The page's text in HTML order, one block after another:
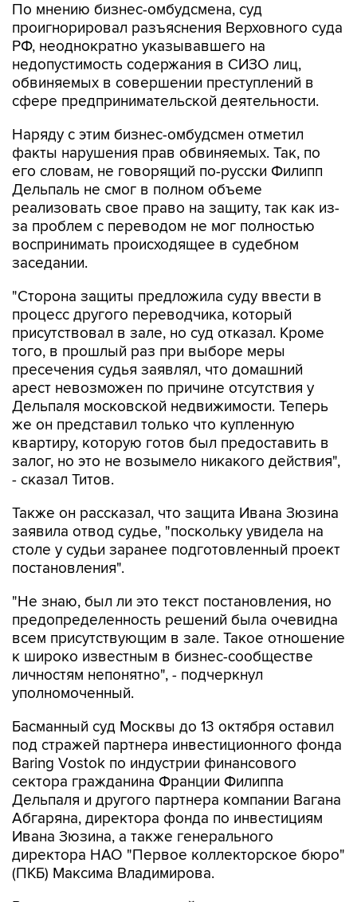
По мнению бизнес-омбудсмена, суд
проигнорировал разъяснения Верховного суда
РФ, неоднократно указывавшего на
недопустимость содержания в СИЗО лиц,
обвиняемых в совершении преступлений в
сфере предпринимательской деятельности.
Наряду с этим бизнес-омбудсмен отметил
факты нарушения прав обвиняемых. Так, по
его словам, не говорящий по-русски Филипп
Дельпаль не смог в полном объеме
реализовать свое право на защиту, так как из-
за проблем с переводом не мог полностью
воспринимать происходящее в судебном
заседании.
"Сторона защиты предложила суду ввести в
процесс другого переводчика, который
присутствовал в зале, но суд отказал. Кроме
того, в прошлый раз при выборе меры
пресечения судья заявлял, что домашний
арест невозможен по причине отсутствия у
Дельпаля московской недвижимости. Теперь
же он представил только что купленную
квартиру, которую готов был предоставить в
залог, но это не возымело никакого действия",
- сказал Титов.
Также он рассказал, что защита Ивана Зюзина
заявила отвод судье, "поскольку увидела на
столе у судьи заранее подготовленный проект
постановления".
"Не знаю, был ли это текст постановления, но
предопределенность решений была очевидна
всем присутствующим в зале. Такое отношение
к широко известным в бизнес-сообществе
личностям непонятно", - подчеркнул
уполномоченный.
Басманный суд Москвы до 13 октября оставил
под стражей партнера инвестиционного фонда
Baring Vostok по индустрии финансового
сектора гражданина Франции Филиппа
Дельпаля и другого партнера компании Вагана
Абгаряна, директора фонда по инвестициям
Ивана Зюзина, а также генерального
директора НАО "Первое коллекторское бюро"
(ПКБ) Максима Владимирова.